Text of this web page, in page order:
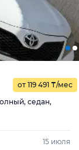
от 119 491 ₸/мес
седан,
15 июля